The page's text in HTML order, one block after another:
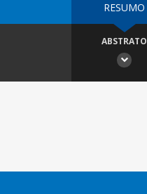
RESUMO
ABSTRATO